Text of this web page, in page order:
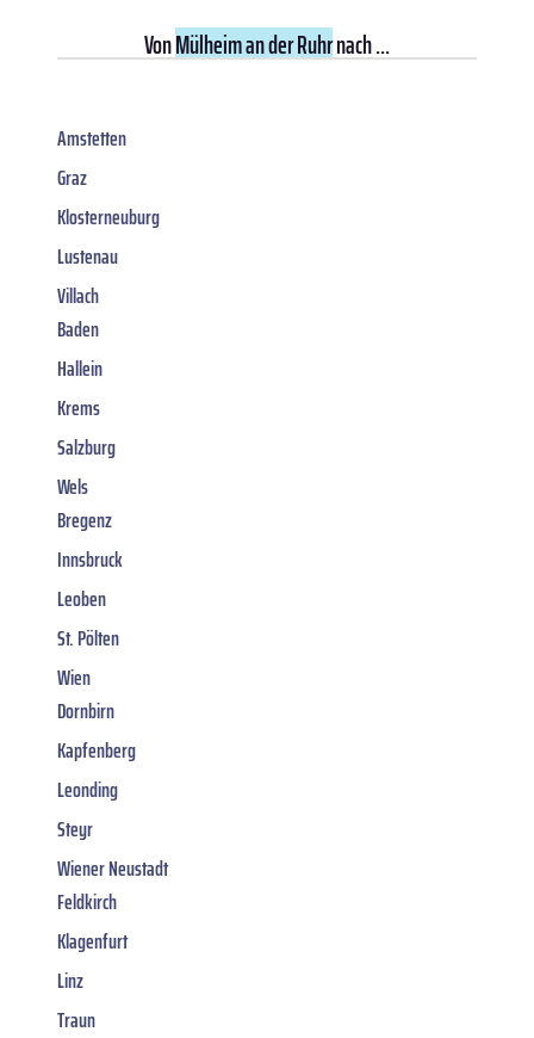
VonMülheim an der Ruhrnach ...
Amstetten
Graz
Klosterneuburg
Lustenau
Villach
Baden
Hallein
Krems
Salzburg
Wels
Bregenz
Innsbruck
Leoben
St. Pölten
Wien
Dornbirn
Kapfenberg
Leonding
Steyr
Wiener Neustadt
Feldkirch
Klagenfurt
Linz
Traun